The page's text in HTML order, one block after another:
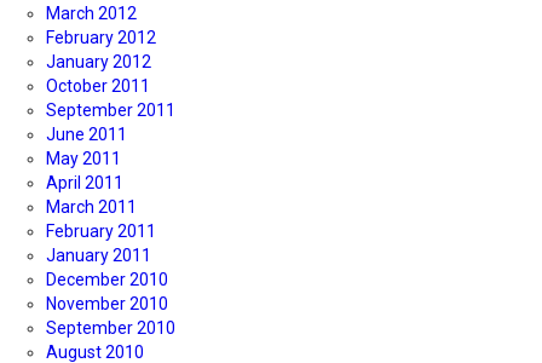
March 2012
February 2012
January 2012
October 2011
September 2011
June 2011
May 2011
April 2011
March 2011
February 2011
January 2011
December 2010
November 2010
September 2010
August 2010